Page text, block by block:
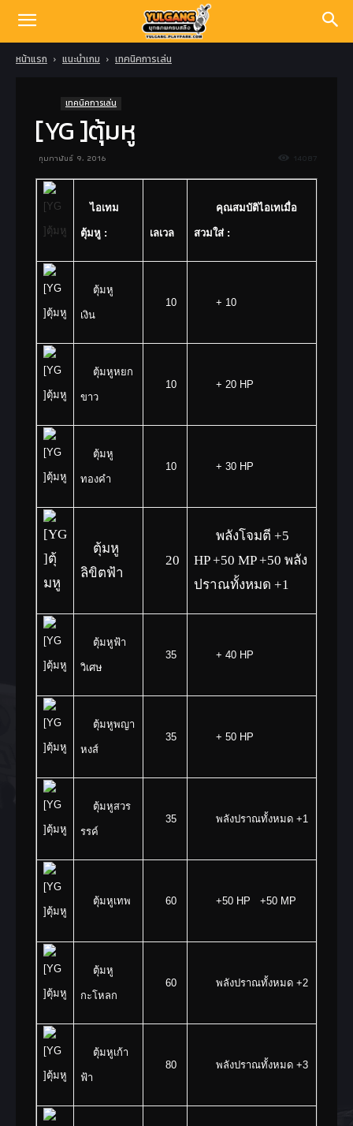
หน้าแรก แนะนำเกม เทคนิคการเล่น
เทคนิคการเล่น
[YG ]ตุ้มหู
กุมภาพันธ์ 9, 2016 14087
ไอเทม
ตุ้มหู : เลเวล
คุณสมบัติไอเทเมื่อ
สวมใส่ :
ตุ้มหู
เงิน
10 + 10
ตุ้มหูหยก
ขาว
10 + 20 HP
ตุ้มหู
ทองคำ
10 + 30 HP
ตุ้มหู
ลิขิตฟ้า
20
พลังโจมตี +5
HP +50 MP +50 พลัง
ปราณทั้งหมด +1
ตุ้มหูฟ้า
วิเศษ
35 + 40 HP
ตุ้มหูพญา
หงส์
35 + 50 HP
ตุ้มหูสวร
รรค์
35 พลังปราณทั้งหมด +1
ตุ้มหูเทพ 60 +50 HP +50 MP
ตุ้มหู
กะโหลก
60 พลังปราณทั้งหมด +2
ตุ้มหูเก้า
ฟ้า
80 พลังปราณทั้งหมด +3